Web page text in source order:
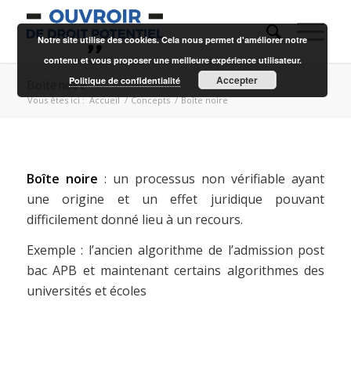
Boîte noire
Vous êtes ici : Accueil / Concepts / Boîte noire
Boîte noire : un processus non vérifiable ayant
une origine et un effet juridique pouvant
difficilement donné lieu à un recours.
Exemple : l’ancien algorithme de l’admission post
bac APB et maintenant certains algorithmes des
universités et écoles
Notre site utilise des cookies. Cela nous permet d'améliorer notre
contenu et vous proposer une meilleure expérience utilisateur.
Politique de confidentialité
Accepter